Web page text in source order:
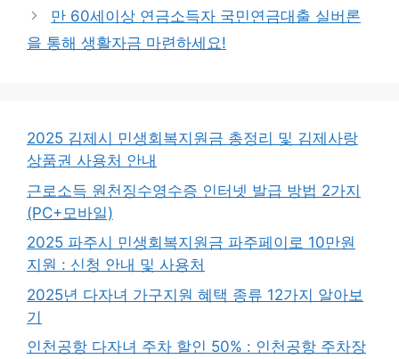
만 60세이상 연금소득자 국민연금대출 실버론
을 통해 생활자금 마련하세요!
2025 김제시 민생회복지원금 총정리 및 김제사랑
상품권 사용처 안내
근로소득 원천징수영수증 인터넷 발급 방법 2가지
(PC+모바일)
2025 파주시 민생회복지원금 파주페이로 10만원
지원 : 신청 안내 및 사용처
2025년 다자녀 가구지원 혜택 종류 12가지 알아보
기
인천공항 다자녀 주차 할인 50% : 인천공항 주차장